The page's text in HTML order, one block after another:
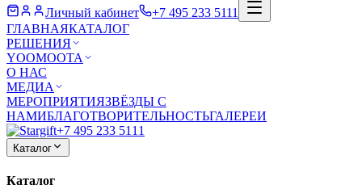
Личный кабинет
+7 495 233 5111
ГЛАВНАЯКАТАЛОГ
РЕШЕНИЯ
YOOMOOTA
О НАС
МЕДИА
МЕРОПРИЯТИЯЗВЁЗДЫ С
НАМИБЛАГОТВОРИТЕЛЬНОСТЬГАЛЕРЕИ
+7 495 233 5111
Каталог
Каталог